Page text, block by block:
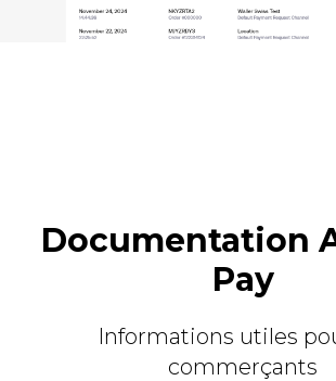
Documentation
Pay
Informations utiles
commerçants